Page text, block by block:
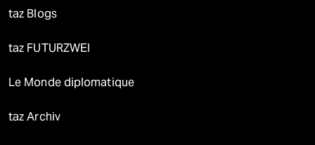
taz Blogs
taz FUTURZWEI
Le Monde diplomatique
taz Archiv